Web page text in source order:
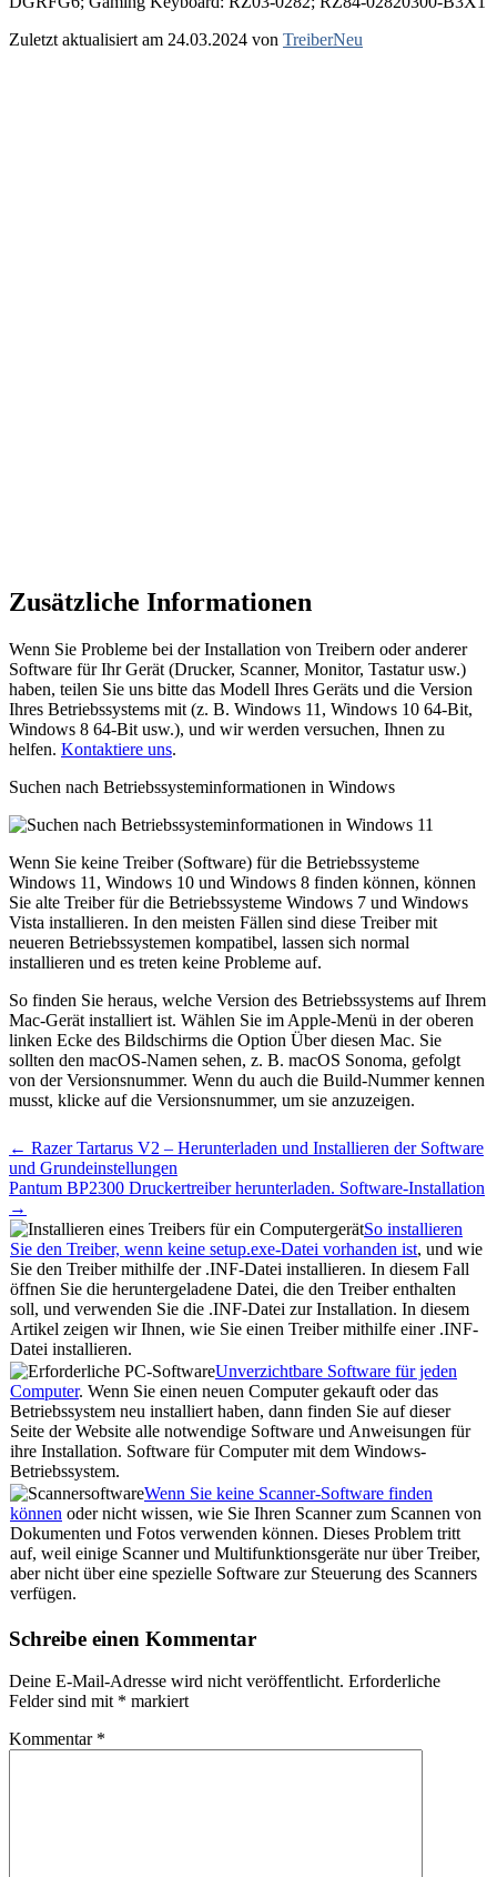
Zuletzt aktualisiert am 24.03.2024 von TreiberNeu
Zusätzliche Informationen
Wenn Sie Probleme bei der Installation von Treibern oder anderer
Software für Ihr Gerät (Drucker, Scanner, Monitor, Tastatur usw.)
haben, teilen Sie uns bitte das Modell Ihres Geräts und die Version
Ihres Betriebssystems mit (z. B. Windows 11, Windows 10 64-Bit,
Windows 8 64-Bit usw.), und wir werden versuchen, Ihnen zu
helfen. Kontaktiere uns.
Suchen nach Betriebssysteminformationen in Windows
Wenn Sie keine Treiber (Software) für die Betriebssysteme
Windows 11, Windows 10 und Windows 8 finden können, können
Sie alte Treiber für die Betriebssysteme Windows 7 und Windows
Vista installieren. In den meisten Fällen sind diese Treiber mit
neueren Betriebssystemen kompatibel, lassen sich normal
installieren und es treten keine Probleme auf.
So finden Sie heraus, welche Version des Betriebssystems auf Ihrem
Mac-Gerät installiert ist. Wählen Sie im Apple-Menü in der oberen
linken Ecke des Bildschirms die Option Über diesen Mac. Sie
sollten den macOS-Namen sehen, z. B. macOS Sonoma, gefolgt
von der Versionsnummer. Wenn du auch die Build-Nummer kennen
musst, klicke auf die Versionsnummer, um sie anzuzeigen.
Post
navigation
← Razer Tartarus V2 – Herunterladen und Installieren der Software
und Grundeinstellungen
Pantum BP2300 Druckertreiber herunterladen. Software-Installation
→
So installieren
Sie den Treiber, wenn keine setup.exe-Datei vorhanden ist, und wie
Sie den Treiber mithilfe der .INF-Datei installieren. In diesem Fall
öffnen Sie die heruntergeladene Datei, die den Treiber enthalten
soll, und verwenden Sie die .INF-Datei zur Installation. In diesem
Artikel zeigen wir Ihnen, wie Sie einen Treiber mithilfe einer .INF-
Datei installieren.
Unverzichtbare Software für jeden
Computer. Wenn Sie einen neuen Computer gekauft oder das
Betriebssystem neu installiert haben, dann finden Sie auf dieser
Seite der Website alle notwendige Software und Anweisungen für
ihre Installation. Software für Computer mit dem Windows-
Betriebssystem.
Wenn Sie keine Scanner-Software finden
können oder nicht wissen, wie Sie Ihren Scanner zum Scannen von
Dokumenten und Fotos verwenden können. Dieses Problem tritt
auf, weil einige Scanner und Multifunktionsgeräte nur über Treiber,
aber nicht über eine spezielle Software zur Steuerung des Scanners
verfügen.
Schreibe einen Kommentar
Deine E-Mail-Adresse wird nicht veröffentlicht. Erforderliche
Felder sind mit * markiert
Kommentar *